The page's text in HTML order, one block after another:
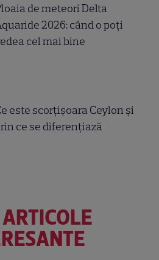
de meteori Delta
2026: când o poți
cel mai bine
este scorțișoara Ceylon și
ce se diferențiază